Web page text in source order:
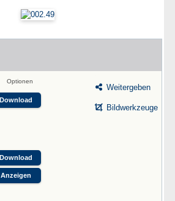
Optionen
Download
Download
Anzeigen
Weitergeben
Bildwerkzeuge